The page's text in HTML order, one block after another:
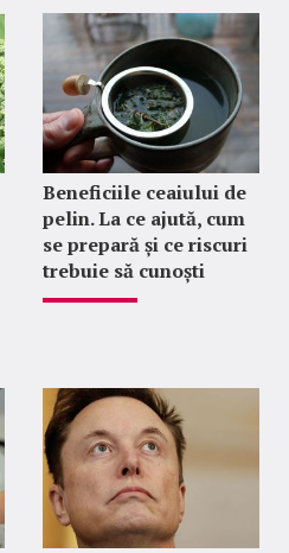
Beneficiile ceaiului de
pelin. La ce ajută, cum
se prepară și ce riscuri
trebuie să cunoști